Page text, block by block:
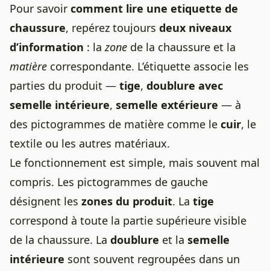
Pour savoir comment lire une etiquette de
chaussure, repérez toujours deux niveaux
d’information : lazone de la chaussure et la
matière correspondante. L’étiquette associe les
parties du produit — tige, doublure avec
semelle intérieure, semelle extérieure — à
des pictogrammes de matière comme le cuir, le
textile ou les autres matériaux.
Le fonctionnement est simple, mais souvent mal
compris. Les pictogrammes de gauche
désignent les zones du produit. La tige
correspond à toute la partie supérieure visible
de la chaussure. La doublure et la semelle
intérieure sont souvent regroupées dans un